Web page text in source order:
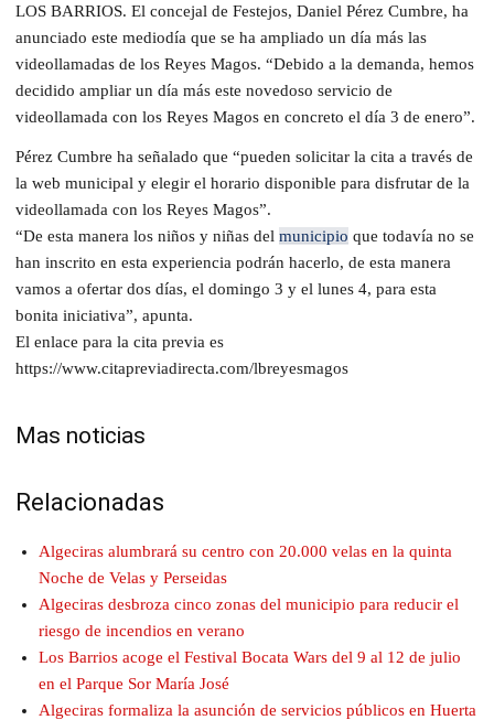
LOS BARRIOS. El concejal de Festejos, Daniel Pérez Cumbre, ha
anunciado este mediodía que se ha ampliado un día más las
videollamadas de los Reyes Magos. “Debido a la demanda, hemos
decidido ampliar un día más este novedoso servicio de
videollamada con los Reyes Magos en concreto el día 3 de enero”.
Pérez Cumbre ha señalado que “pueden solicitar la cita a través de
la web municipal y elegir el horario disponible para disfrutar de la
videollamada con los Reyes Magos”.
“De esta manera los niños y niñas del municipio que todavía no se
han inscrito en esta experiencia podrán hacerlo, de esta manera
vamos a ofertar dos días, el domingo 3 y el lunes 4, para esta
bonita iniciativa”, apunta.
El enlace para la cita previa es
https://www.citapreviadirecta.com/lbreyesmagos
Mas noticias
Relacionadas
Algeciras alumbrará su centro con 20.000 velas en la quinta
Noche de Velas y Perseidas
Algeciras desbroza cinco zonas del municipio para reducir el
riesgo de incendios en verano
Los Barrios acoge el Festival Bocata Wars del 9 al 12 de julio
en el Parque Sor María José
Algeciras formaliza la asunción de servicios públicos en Huerta